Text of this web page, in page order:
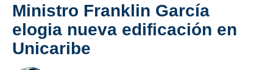
Ministro Franklin García
elogia nueva edificación en
Unicaribe